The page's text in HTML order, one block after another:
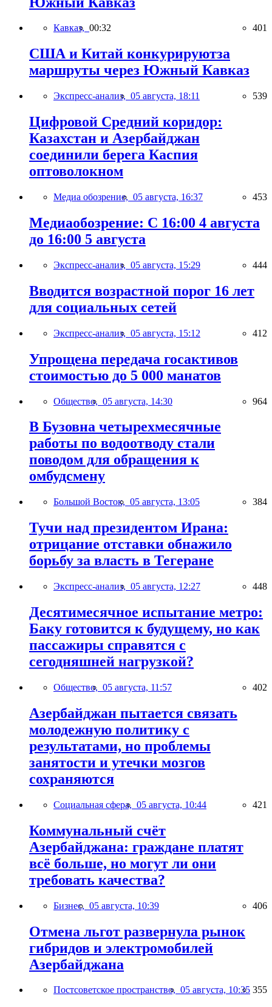
Кавказ, 00:32 401
США и Китай конкурируютза
маршруты через Южный Кавказ
Экспресс-анализ, 05 августа, 18:11 539
Цифровой Средний коридор:
Казахстан и Азербайджан
соединили берега Каспия
оптоволокном
Медиа обозрение, 05 августа, 16:37 453
Медиаобозрение: С 16:00 4 августа
до 16:00 5 августа
Экспресс-анализ, 05 августа, 15:29 444
Вводится возрастной порог 16 лет
для социальных сетей
Экспресс-анализ, 05 августа, 15:12 412
Упрощена передача госактивов
стоимостью до 5 000 манатов
Общество, 05 августа, 14:30 964
В Бузовна четырехмесячные
работы по водоотводу стали
поводом для обращения к
омбудсмену
Большой Восток, 05 августа, 13:05 384
Тучи над президентом Ирана:
отрицание отставки обнажило
борьбу за власть в Тегеране
Экспресс-анализ, 05 августа, 12:27 448
Десятимесячное испытание метро:
Баку готовится к будущему, но как
пассажиры справятся с
сегодняшней нагрузкой?
Общество, 05 августа, 11:57 402
Азербайджан пытается связать
молодежную политику с
результатами, но проблемы
занятости и утечки мозгов
сохраняются
Социальная сфера, 05 августа, 10:44 421
Коммунальный счёт
Азербайджана: граждане платят
всё больше, но могут ли они
требовать качества?
Бизнес, 05 августа, 10:39 406
Отмена льгот развернула рынок
гибридов и электромобилей
Азербайджана
Постсоветское пространство, 05 августа, 10:35 355